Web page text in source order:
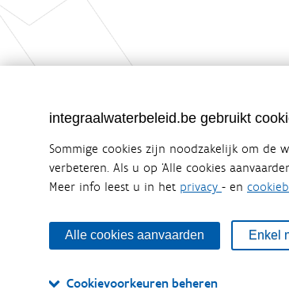
integraalwaterbeleid.be gebruikt
Sommige cookies zijn noodzakelijk om de
verbeteren. Als u op ‘Alle cookies
Meer info leest u in het privacy - en
Alle cookies aanvaarden Enkel
Cookievoorkeuren beheren
Integraalwaterbeleid.be is een
De Coördinatiecommissie Integraal
zijn. Ook waterbedrijven nemen deel aan